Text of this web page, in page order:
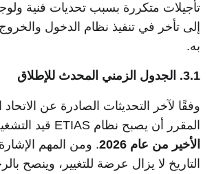
تأجيلات متكررة بسبب تحديات فنية
به.
3.1. الجدول الزمني المحدث للإطلاق
وفقًا لآخر التحديثات الصادرة عن
المقرر أن يصبح نظام ETIAS قيد التشغيل في
الأخير من عام 2026
. ومن المهم
التاريخ لا يزال عرضة للتغيير، وينصح